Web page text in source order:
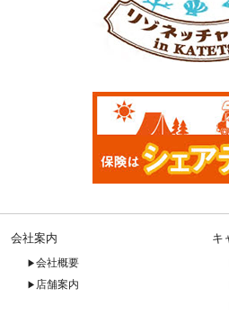
会社案内
会社概要
店舗案内
キ